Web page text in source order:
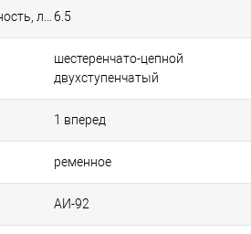
6.5
шестеренчато-цепной
двухступенчатый
1 вперед
ременное
АИ-92